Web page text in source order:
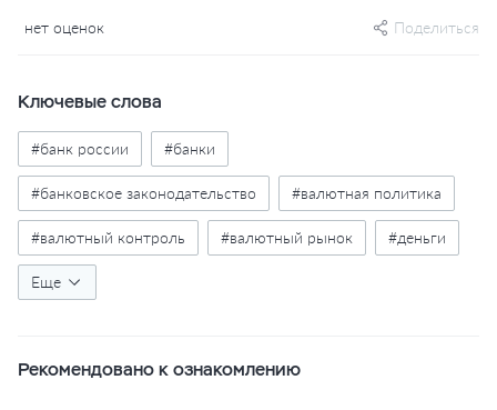
нет оценок Поделиться
Ключевые слова
#банк россии #банки
#банковское законодательство #валютная политика
#валютный контроль #валютный рынок #деньги
#конвертируемость
#рубль #термины #уполномоченные банки
Еще
Рекомендовано к ознакомлению